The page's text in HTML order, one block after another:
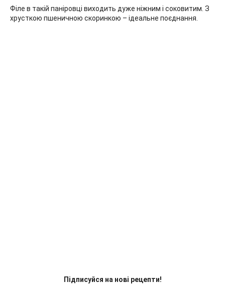
Філе в такій паніровці виходить дуже ніжним і соковитим. З
хрусткою пшеничною скоринкою – ідеальне поєднання.
Підписуйся на нові рецепти!